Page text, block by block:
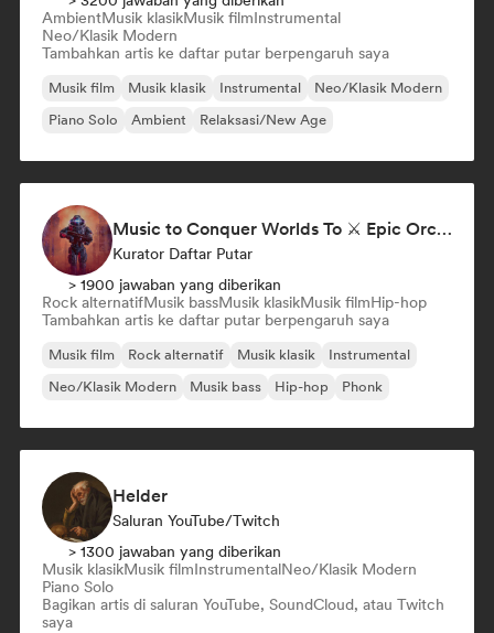
AmbientMusik klasikMusik filmInstrumental
Neo/Klasik Modern
Tambahkan artis ke daftar putar berpengaruh saya
Musik film Musik klasik Instrumental
Neo/Klasik Modern
Piano Solo
Ambient Relaksasi/New Age
Music to Conquer Worlds To ⚔️ Epic Orchestral, Cinematic & Trailer Music
Kurator Daftar Putar
> 1900 jawaban yang diberikan
Rock alternatifMusik bassMusik klasikMusik filmHip-hop
Tambahkan artis ke daftar putar berpengaruh saya
Musik film Rock alternatif Musik klasik
Instrumental
Neo/Klasik Modern
Musik bass Hip-hop Phonk
Helder
Saluran YouTube/Twitch
> 1300 jawaban yang diberikan
Musik klasikMusik filmInstrumentalNeo/Klasik Modern
Piano Solo
Bagikan artis di saluran YouTube, SoundCloud, atau Twitch
saya